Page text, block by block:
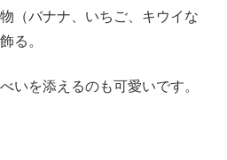
（バナナ、いちご、キウイな
る。
いを添えるのも可愛いです。